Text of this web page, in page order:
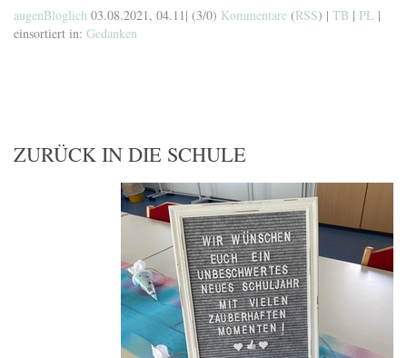
augenBloglich 03.08.2021, 04.11| (3/0) Kommentare (RSS) | TB | PL |
einsortiert in: Gedanken
ZURÜCK IN DIE SCHULE